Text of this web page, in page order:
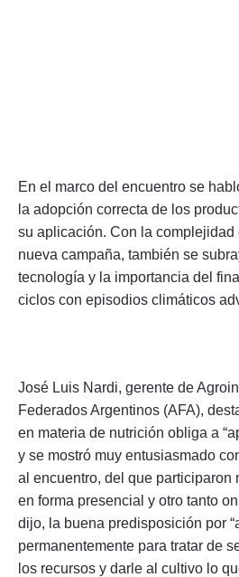
En el marco del encuentro se
la adopción correcta de los
su aplicación. Con la complejidad
nueva campaña, también se
tecnología y la importancia del
ciclos con episodios climáticos
José Luis Nardi, gerente de
Federados Argentinos (AFA),
en materia de nutrición obliga a
y se mostró muy entusiasmado
al encuentro, del que participaron
en forma presencial y otro tanto
dijo, la buena predisposición por
permanentemente para tratar de
los recursos y darle al cultivo lo